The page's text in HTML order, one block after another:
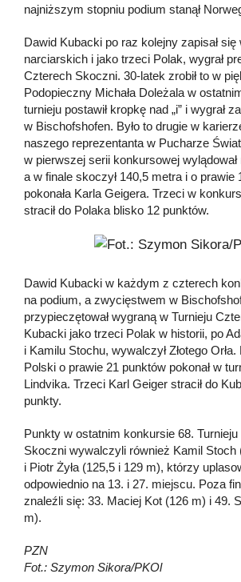
najniższym stopniu podium stanął
Dawid Kubacki po raz kolejny zapisał
narciarskich i jako trzeci Polak, wygrał
Czterech Skoczni. 30-latek zrobił to w
Podopieczny Michała Doleżala w
turnieju postawił kropkę nad „i” i wygrał
w Bischofshofen. Było to drugie w
naszego reprezentanta w Pucharze
w pierwszej serii konkursowej wylądował
a w finale skoczył 140,5 metra i o prawie
pokonała Karla Geigera. Trzeci w
stracił do Polaka blisko 12 punktów.
Dawid Kubacki w każdym z czterech
na podium, a zwycięstwem w
przypieczętował wygraną w Turnieju
Kubacki jako trzeci Polak w historii, po
i Kamilu Stochu, wywalczył Złotego
Polski o prawie 21 punktów pokonał w
Lindvika. Trzeci Karl Geiger stracił do
punkty.
Punkty w ostatnim konkursie 68.
Skoczni wywalczyli również Kamil Stoch
i Piotr Żyła (125,5 i 129 m), którzy
odpowiednio na 13. i 27. miejscu. Poza
znaleźli się: 33. Maciej Kot (126 m) i 49.
m).
PZN
Fot.: Szymon Sikora/PKOl